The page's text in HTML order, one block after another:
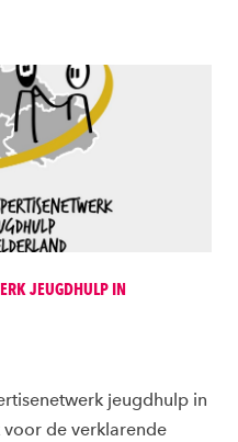
JEUGDHULP IN
jeugdhulp in
voor de verklarende